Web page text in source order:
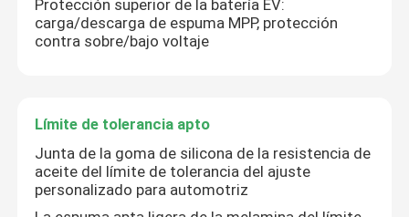
Protección termal del fugitivo de la batería
Anillo de cierre de goma
Aislamiento térmico de la batería
Protección superior de la batería EV:
carga/descarga de espuma MPP, protección
contra sobre/bajo voltaje
Límite de tolerancia apto
Junta de la goma de silicona de la resistencia de
aceite del límite de tolerancia del ajuste
personalizado para automotriz